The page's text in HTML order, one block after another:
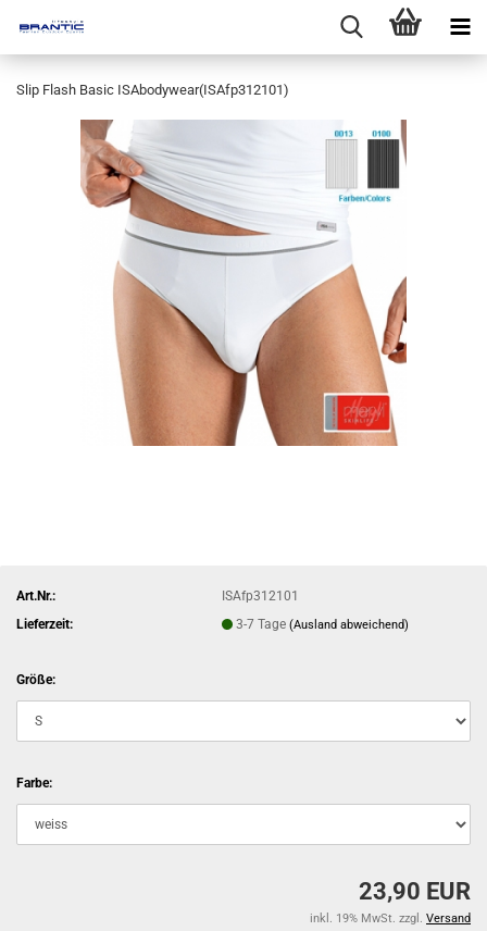
Slip Flash Basic ISAbodywear(ISAfp312101)
Art.Nr.:
ISAfp312101
Lieferzeit:
3-7 Tage(Ausland abweichend)
Größe:
Farbe:
23,90 EUR
inkl. 19% MwSt. zzgl. Versand